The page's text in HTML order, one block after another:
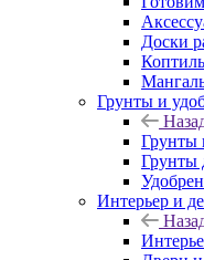
Доски
Грунты и
Грунты
Грунты
Интерьер и